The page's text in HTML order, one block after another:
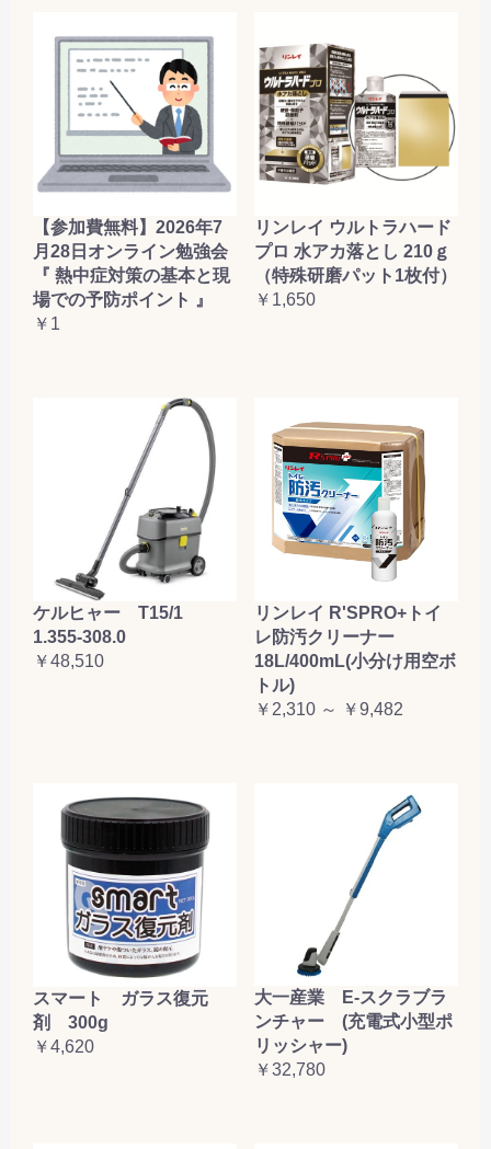
【参加費無料】2026年7
月28日オンライン勉強会
『 熱中症対策の基本と現
場での予防ポイント 』
￥1
リンレイ ウルトラハード
プロ 水アカ落とし 210ｇ
（特殊研磨パット1枚付）
￥1,650
ケルヒャー T15/1
1.355-308.0
￥48,510
リンレイ R'SPRO+トイ
レ防汚クリーナー
18L/400mL(小分け用空ボ
トル)
￥2,310 ～ ￥9,482
スマート ガラス復元
剤 300g
￥4,620
大一産業 E-スクラブラ
ンチャー (充電式小型ポ
リッシャー)
￥32,780